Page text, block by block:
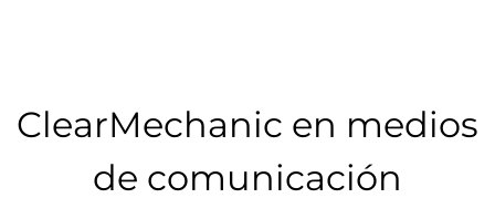
ClearMechanic en medios
de comunicación